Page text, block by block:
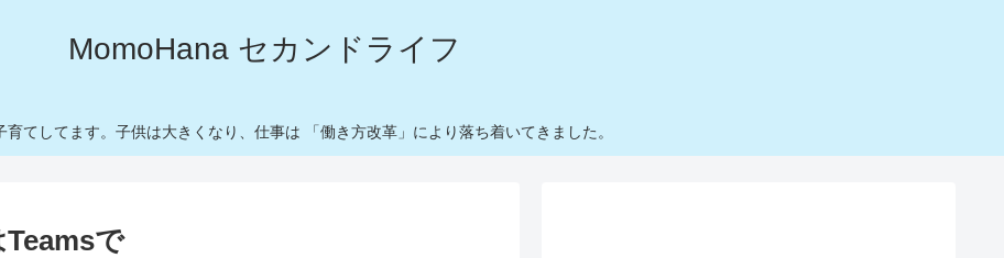
MomoHana セカンドライフ
育てしてます。子供は大きくなり、仕事は 「働き方改革」により落ち着いてきました。
で